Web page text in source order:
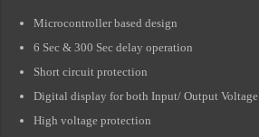
Microcontroller based design
6 Sec & 300 Sec delay operation
Short circuit protection
Digital display for both Input/ Output Voltage
High voltage protection